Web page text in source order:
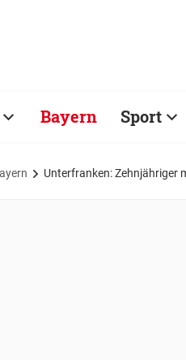
Bayern Sport
Unterfranken: Zehnjähriger